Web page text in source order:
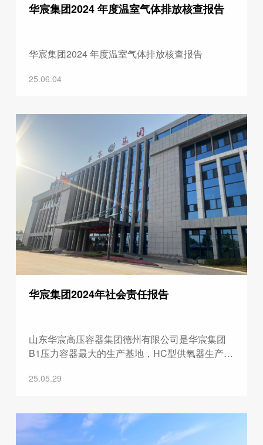
华宸集团2024 年度温室气体排放核查报告
华宸集团2024 年度温室气体排放核查报告
25.06.04
华宸集团2024年社会责任报告
山东华宸高压容器集团德州有限公司是华宸集团
B1压力容器最大的生产基地，HC型供氧器生产基
IATF16949 汽车质量管理体系、美国 DOT、德国
IS011439、澳洲认证及中国船级社等多个相关出
口产品认证：技术研发中心现已取得各项专利近
25.05.29